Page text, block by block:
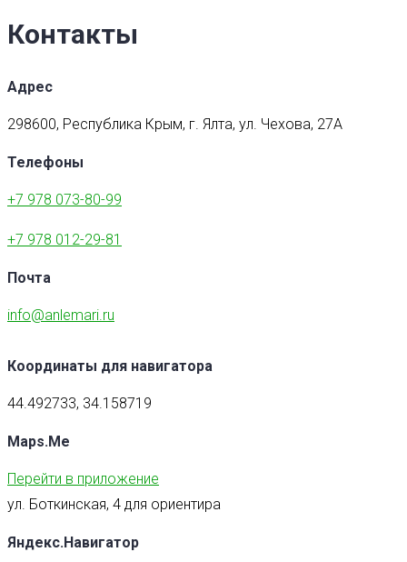
Контакты
Адрес
298600, Республика Крым, г. Ялта, ул. Чехова, 27А
Телефоны
+7 978 073-80-99
+7 978 012-29-81
Почта
info@anlemari.ru
Координаты для навигатора
44.492733, 34.158719
Maps.Me
Перейти в приложение
ул. Боткинская, 4 для ориентира
Яндекс.Навигатор